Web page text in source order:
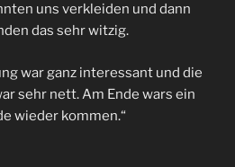
uns verkleiden und dann
das sehr witzig.
war ganz interessant und die
sehr nett. Am Ende wars ein
wieder kommen.“